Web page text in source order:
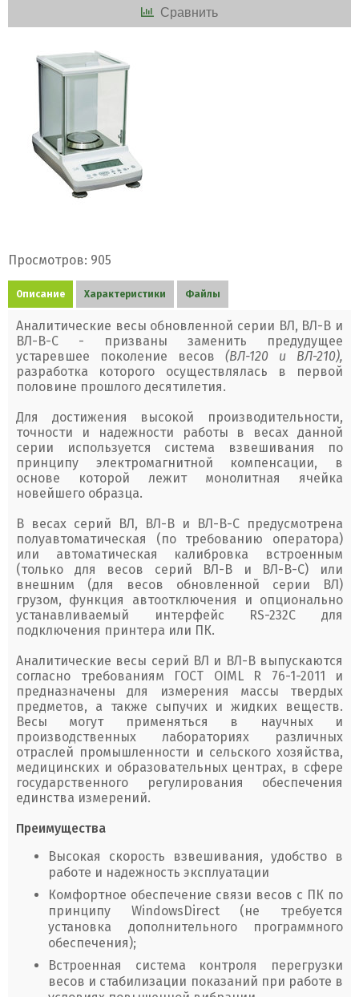
Сравнить
Просмотров: 905
Описание Характеристики Файлы
Аналитические весы обновленной серии ВЛ, ВЛ-В и
ВЛ-В-С - призваны заменить предудущее
устаревшее поколение весов (ВЛ-120 и ВЛ-210),
разработка которого осуществлялась в первой
половине прошлого десятилетия.
Для достижения высокой производительности,
точности и надежности работы в весах данной
серии используется система взвешивания по
принципу электромагнитной компенсации, в
основе которой лежит монолитная ячейка
новейшего образца.
В весах серий ВЛ, ВЛ-В и ВЛ-В-С предусмотрена
полуавтоматическая (по требованию оператора)
или автоматическая калибровка встроенным
(только для весов серий ВЛ-В и ВЛ-В-С) или
внешним (для весов обновленной серии ВЛ)
грузом, функция автоотключения и опционально
устанавливаемый интерфейс RS-232C для
подключения принтера или ПК.
Аналитические весы серий ВЛ и ВЛ-В выпускаются
согласно требованиям ГОСТ OIML R 76-1-2011 и
предназначены для измерения массы твердых
предметов, а также сыпучих и жидких веществ.
Весы могут применяться в научных и
производственных лабораториях различных
отраслей промышленности и сельского хозяйства,
медицинских и образовательных центрах, в сфере
государственного регулирования обеспечения
единства измерений.
Преимущества
Высокая скорость взвешивания, удобство в
работе и надежность эксплуатации
Комфортное обеспечение связи весов с ПК по
принципу WindowsDirect (не требуется
установка дополнительного программного
обеспечения);
Встроенная система контроля перегрузки
весов и стабилизации показаний при работе в